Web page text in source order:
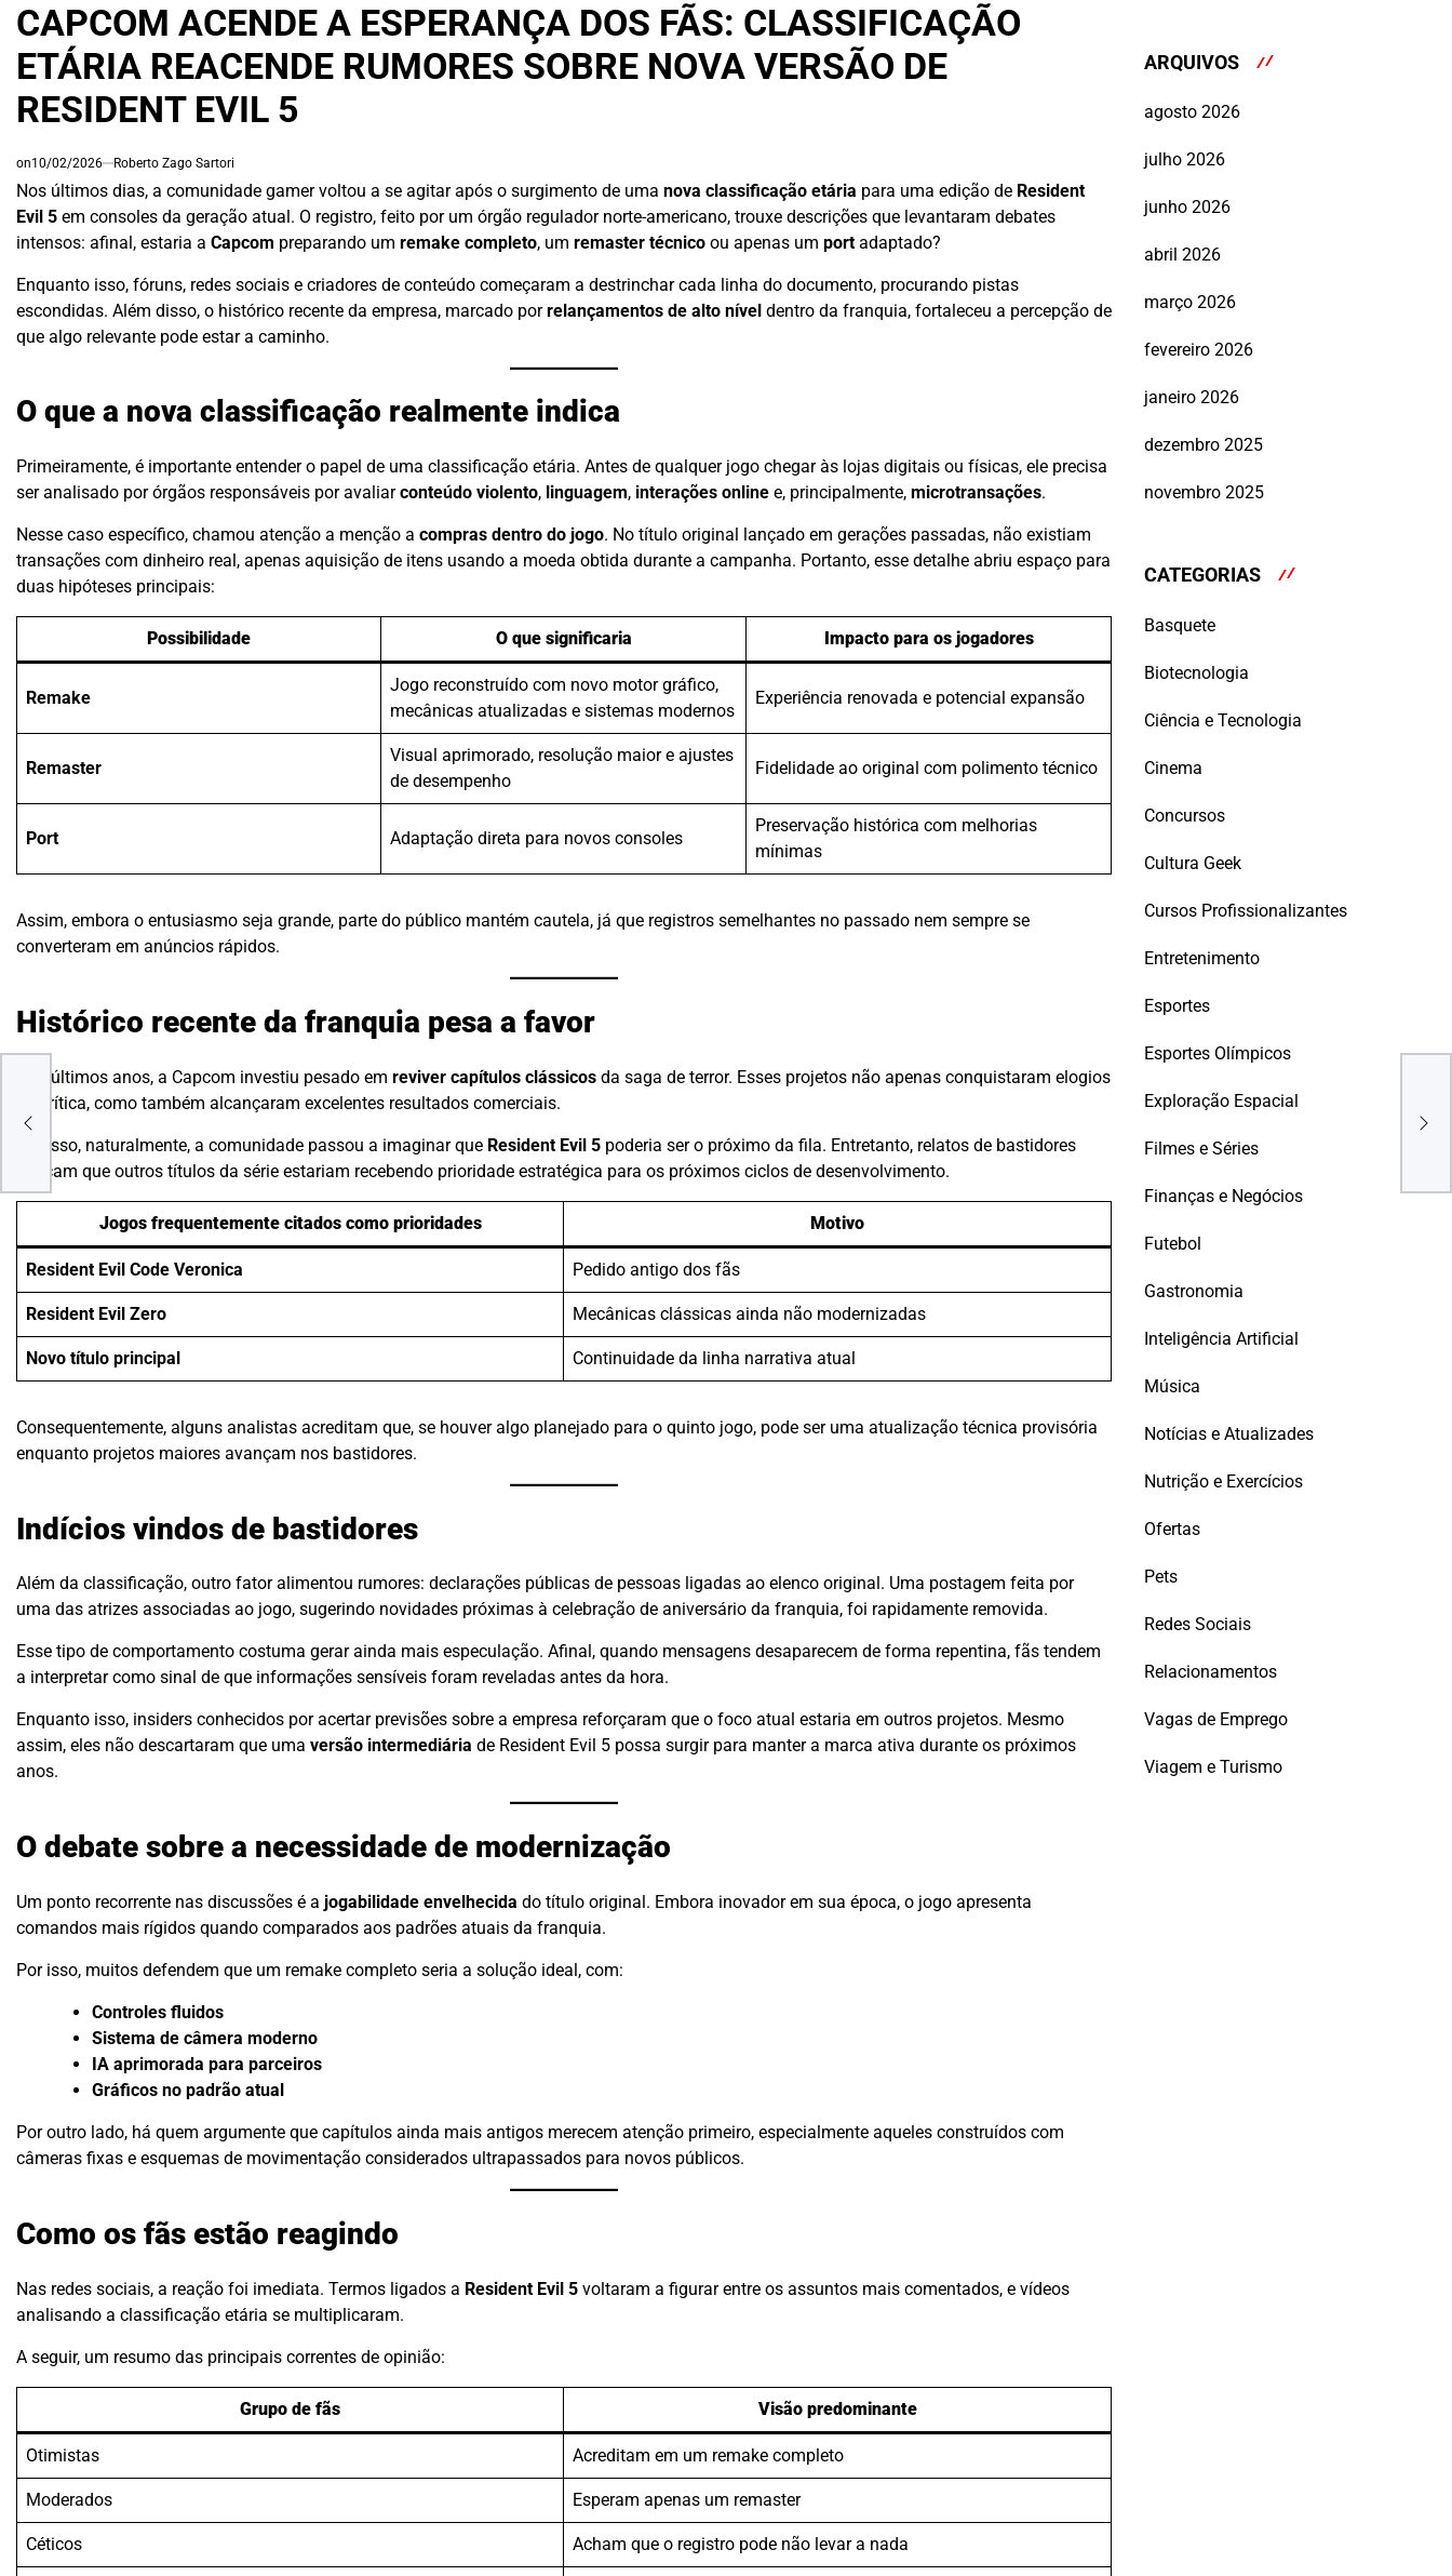
CAPCOM ACENDE A ESPERANÇA DOS FÃS: CLASSIFICAÇÃO
ETÁRIA REACENDE RUMORES SOBRE NOVA VERSÃO DE
RESIDENT EVIL 5
on10/02/2026 Roberto Zago Sartori
Nos últimos dias, a comunidade gamer voltou a se agitar após o surgimento de uma nova classificação etária para uma edição de Resident
Evil 5 em consoles da geração atual. O registro, feito por um órgão regulador norte-americano, trouxe descrições que levantaram debates
intensos: afinal, estaria a Capcom preparando um remake completo, um remaster técnico ou apenas um port adaptado?
Enquanto isso, fóruns, redes sociais e criadores de conteúdo começaram a destrinchar cada linha do documento, procurando pistas
escondidas. Além disso, o histórico recente da empresa, marcado porrelançamentos de alto nível dentro da franquia, fortaleceu a percepção de
que algo relevante pode estar a caminho.
O que a nova classificação realmente indica
Primeiramente, é importante entender o papel de uma classificação etária. Antes de qualquer jogo chegar às lojas digitais ou físicas, ele precisa
ser analisado por órgãos responsáveis por avaliarconteúdo violento, linguagem, interações online e, principalmente, microtransações.
Nesse caso específico, chamou atenção a menção a compras dentro do jogo. No título original lançado em gerações passadas, não existiam
transações com dinheiro real, apenas aquisição de itens usando a moeda obtida durante a campanha. Portanto, esse detalhe abriu espaço para
duas hipóteses principais:
Possibilidade O que significaria Impacto para os jogadores
Remake
Jogo reconstruído com novo motor gráfico,
mecânicas atualizadas e sistemas modernos
Experiência renovada e potencial expansão
Remaster
Visual aprimorado, resolução maior e ajustes
de desempenho
Fidelidade ao original com polimento técnico
Port Adaptação direta para novos consoles
Preservação histórica com melhorias
mínimas
Assim, embora o entusiasmo seja grande, parte do público mantém cautela, já que registros semelhantes no passado nem sempre se
converteram em anúncios rápidos.
Histórico recente da franquia pesa a favor
Nos últimos anos, a Capcom investiu pesado em reviver capítulos clássicos da saga de terror. Esses projetos não apenas conquistaram elogios
da crítica, como também alcançaram excelentes resultados comerciais.
Por isso, naturalmente, a comunidade passou a imaginar que Resident Evil 5 poderia ser o próximo da fila. Entretanto, relatos de bastidores
indicam que outros títulos da série estariam recebendo prioridade estratégica para os próximos ciclos de desenvolvimento.
Jogos frequentemente citados como prioridades Motivo
Resident Evil Code Veronica Pedido antigo dos fãs
Resident Evil Zero Mecânicas clássicas ainda não modernizadas
Novo título principal Continuidade da linha narrativa atual
Consequentemente, alguns analistas acreditam que, se houver algo planejado para o quinto jogo, pode ser uma atualização técnica provisória
enquanto projetos maiores avançam nos bastidores.
Indícios vindos de bastidores
Além da classificação, outro fator alimentou rumores: declarações públicas de pessoas ligadas ao elenco original. Uma postagem feita por
uma das atrizes associadas ao jogo, sugerindo novidades próximas à celebração de aniversário da franquia, foi rapidamente removida.
Esse tipo de comportamento costuma gerar ainda mais especulação. Afinal, quando mensagens desaparecem de forma repentina, fãs tendem
a interpretar como sinal de que informações sensíveis foram reveladas antes da hora.
Enquanto isso, insiders conhecidos por acertar previsões sobre a empresa reforçaram que o foco atual estaria em outros projetos. Mesmo
assim, eles não descartaram que uma versão intermediária de Resident Evil 5 possa surgir para manter a marca ativa durante os próximos
anos.
O debate sobre a necessidade de modernização
Um ponto recorrente nas discussões é a jogabilidade envelhecida do título original. Embora inovador em sua época, o jogo apresenta
comandos mais rígidos quando comparados aos padrões atuais da franquia.
Por isso, muitos defendem que um remake completo seria a solução ideal, com:
Controles fluidos
Sistema de câmera moderno
IA aprimorada para parceiros
Gráficos no padrão atual
Por outro lado, há quem argumente que capítulos ainda mais antigos merecem atenção primeiro, especialmente aqueles construídos com
câmeras fixas e esquemas de movimentação considerados ultrapassados para novos públicos.
Como os fãs estão reagindo
Nas redes sociais, a reação foi imediata. Termos ligados a Resident Evil 5 voltaram a figurar entre os assuntos mais comentados, e vídeos
analisando a classificação etária se multiplicaram.
A seguir, um resumo das principais correntes de opinião:
Grupo de fãs Visão predominante
Otimistas Acreditam em um remake completo
Moderados Esperam apenas um remaster
Céticos Acham que o registro pode não levar a nada
AO
ARQUIVOS
agosto 2026
julho 2026
junho 2026
abril 2026
março 2026
fevereiro 2026
janeiro 2026
dezembro 2025
novembro 2025
CATEGORIAS
Basquete
Biotecnologia
Ciência e Tecnologia
Cinema
Concursos
Cultura Geek
Cursos Profissionalizantes
Entretenimento
Esportes
Esportes Olímpicos
Exploração Espacial
Filmes e Séries
Finanças e Negócios
Futebol
Gastronomia
Inteligência Artificial
Música
Notícias e Atualizades
Nutrição e Exercícios
Ofertas
Pets
Redes Sociais
Relacionamentos
Vagas de Emprego
Viagem e Turismo